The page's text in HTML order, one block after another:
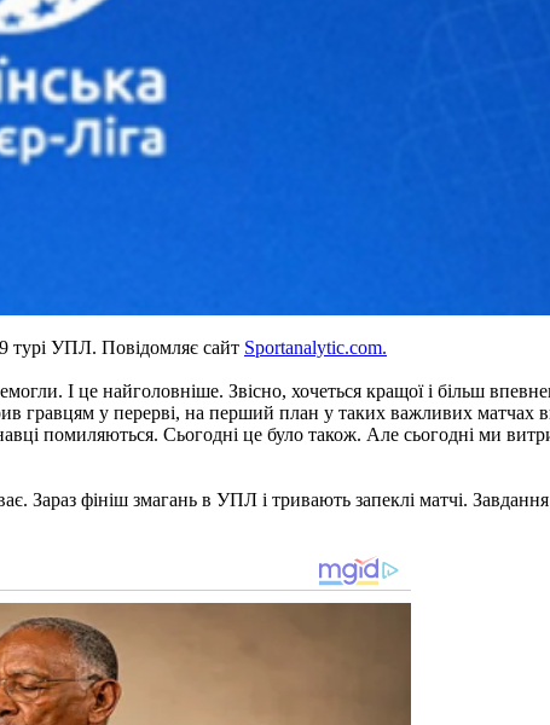
турі УПЛ. Повідомляє сайт Sportanalytic.com.
І це найголовніше. Звісно, хочеться кращої і більш
гравцям у перерві, на перший план у таких важливих матчах
помиляються. Сьогодні це було також. Але сьогодні ми
Зараз фініш змагань в УПЛ і тривають запеклі матчі.